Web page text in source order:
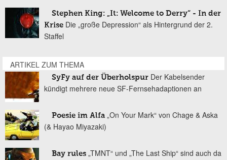
Stephen King: „It: Welcome to Derry“ - In der
Krise Die „große Depression“ als Hintergrund der 2.
Staffel
ARTIKEL ZUM THEMA
SyFy auf der Überholspur Der Kabelsender
kündigt mehrere neue SF-Fernsehadaptionen an
Poesie im Alfa „On Your Mark“ von Chage & Aska
(& Hayao Miyazaki)
Bay rules „TMNT“ und „The Last Ship“ sind auch da